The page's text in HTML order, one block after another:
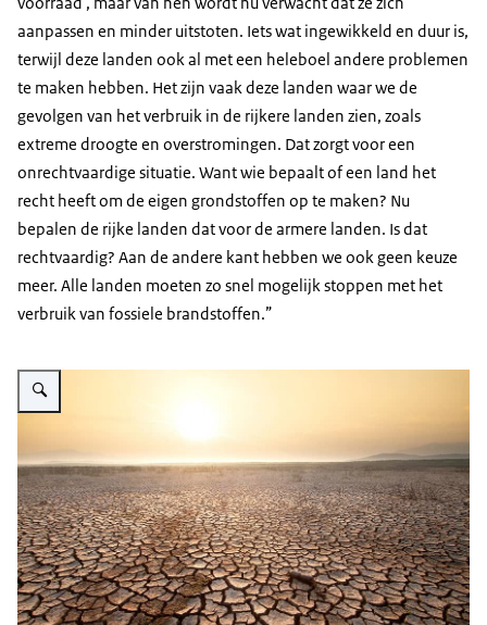
aanpassen en minder uitstoten. Iets wat ingewikkeld en duur is,
terwijl deze landen ook al met een heleboel andere problemen
te maken hebben. Het zijn vaak deze landen waar we de
gevolgen van het verbruik in de rijkere landen zien, zoals
extreme droogte en overstromingen. Dat zorgt voor een
onrechtvaardige situatie. Want wie bepaalt of een land het
recht heeft om de eigen grondstoffen op te maken? Nu
bepalen de rijke landen dat voor de armere landen. Is dat
rechtvaardig? Aan de andere kant hebben we ook geen keuze
meer. Alle landen moeten zo snel mogelijk stoppen met het
verbruik van fossiele brandstoffen.”
Vergroot afbeelding Droogte in Thailand